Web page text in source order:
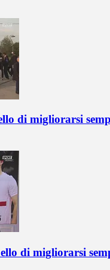
di migliorarsi
di migliorarsi